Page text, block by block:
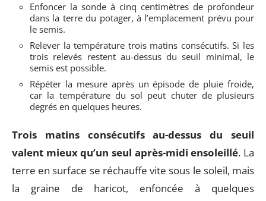
Enfoncer la sonde à cinq centimètres de profondeur
dans la terre du potager, à l’emplacement prévu pour
le semis.
Relever la température trois matins consécutifs. Si les
trois relevés restent au-dessus du seuil minimal, le
semis est possible.
Répéter la mesure après un épisode de pluie froide,
car la température du sol peut chuter de plusieurs
degrés en quelques heures.
Trois matins consécutifs au-dessus du seuil
valent mieux qu’un seul après-midi ensoleillé. La
terre en surface se réchauffe vite sous le soleil, mais
la graine de haricot, enfoncée à quelques